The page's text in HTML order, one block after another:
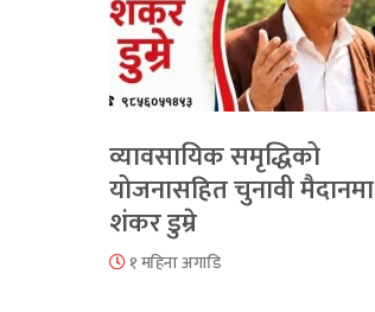
व्यावसायिक समृद्धिको
योजनासहित चुनावी मैदानमा
शंकर डुम्रे
१ महिना अगाडि